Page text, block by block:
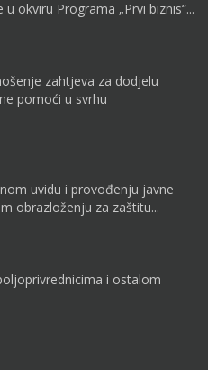
okviru Programa „Prvi biznis“...
zahtjeva za dodjelu
pomoći u svrhu
uvidu i provođenju javne
obrazloženju za zaštitu...
i ostalom